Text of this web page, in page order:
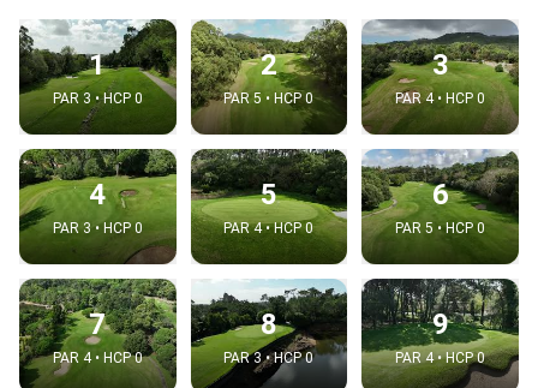
1
PAR 3 • HCP 0
2
PAR 5 • HCP 0
3
PAR 4 • HCP 0
4
PAR 3 • HCP 0
5
PAR 4 • HCP 0
6
PAR 5 • HCP 0
7
PAR 4 • HCP 0
8
PAR 3 • HCP 0
9
PAR 4 • HCP 0